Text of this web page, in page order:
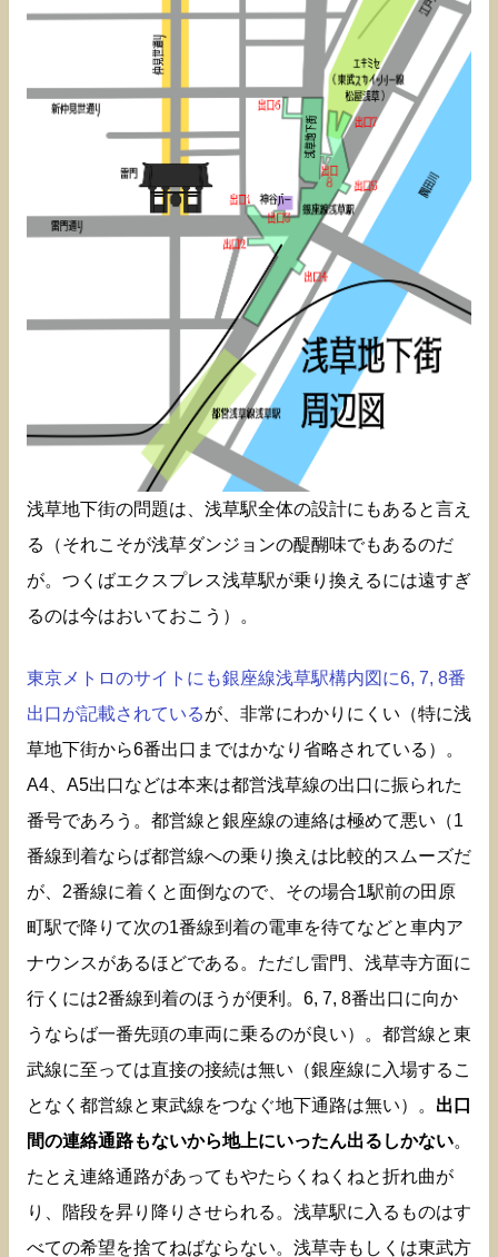
浅草地下街の問題は、浅草駅全体の設計にもあると言え
る（それこそが浅草ダンジョンの醍醐味でもあるのだ
が。つくばエクスプレス浅草駅が乗り換えるには遠すぎ
るのは今はおいておこう）。
東京メトロのサイトにも銀座線浅草駅構内図に6, 7, 8番
出口が記載されているが、非常にわかりにくい（特に浅
草地下街から6番出口まではかなり省略されている）。
A4、A5出口などは本来は都営浅草線の出口に振られた
番号であろう。都営線と銀座線の連絡は極めて悪い（1
番線到着ならば都営線への乗り換えは比較的スムーズだ
が、2番線に着くと面倒なので、その場合1駅前の田原
町駅で降りて次の1番線到着の電車を待てなどと車内ア
ナウンスがあるほどである。ただし雷門、浅草寺方面に
行くには2番線到着のほうが便利。6, 7, 8番出口に向か
うならば一番先頭の車両に乗るのが良い）。都営線と東
武線に至っては直接の接続は無い（銀座線に入場するこ
となく都営線と東武線をつなぐ地下通路は無い）。 出口
間の連絡通路もないから地上にいったん出るしかない。
たとえ連絡通路があってもやたらくねくねと折れ曲が
り、階段を昇り降りさせられる。浅草駅に入るものはす
べての希望を捨てねばならない。浅草寺もしくは東武方